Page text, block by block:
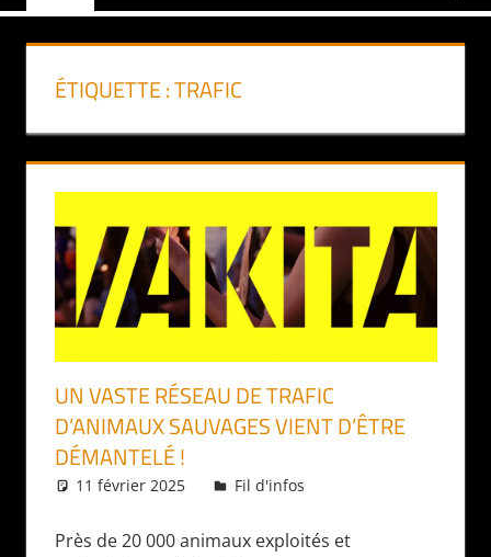
ÉTIQUETTE :TRAFIC
UN VASTE RÉSEAU DE TRAFIC
D’ANIMAUX SAUVAGES VIENT D’ÊTRE
DÉMANTELÉ !
11 février 2025 Daniel
Fil d'infos
Près de 20 000 animaux exploités et